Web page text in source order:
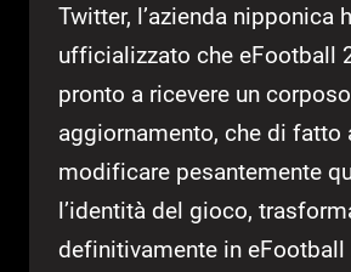
Twitter, l’azienda nipponica
ufficializzato che eFootball
pronto a ricevere un corposo
aggiornamento, che di fatto
modificare pesantemente
l’identità del gioco,
definitivamente in eFootball